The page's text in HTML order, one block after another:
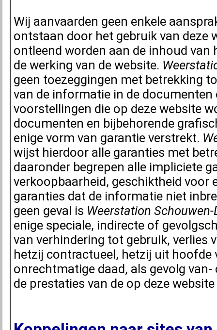
Wij aanvaarden geen enkele
ontstaan door het gebruik van deze
ontleend worden aan de inhoud van
de werking van de website.
geen toezeggingen met betrekking
van de informatie in de documenten
voorstellingen die op deze website
documenten en bijbehorende
enige vorm van garantie verstrekt.
wijst hierdoor alle garanties met
daaronder begrepen alle impliciete
verkoopbaarheid, geschiktheid voor
garanties dat de informatie niet
geen geval is Weerstation
enige speciale, indirecte of
van verhindering tot gebruik, verlies
hetzij contractueel, hetzij uit hoofde
onrechtmatige daad, als gevolg
de prestaties van de op deze